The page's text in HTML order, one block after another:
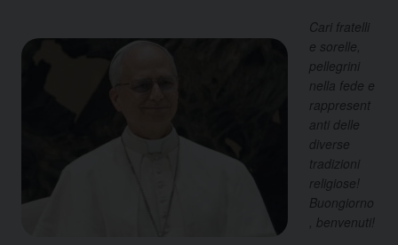
Cari fratelli
e sorelle,
pellegrini
nella fede e
rappresent
anti delle
diverse
tradizioni
religiose!
Buongiorno
, benvenuti!